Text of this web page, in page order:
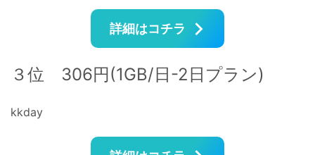
詳細はコチラ
３位 306円(1GB/日-2日プラン)
kkday